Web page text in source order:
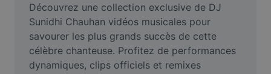
Générateur de mèmes
AI Text Remover
AI People Remover
Découvrez une collection exclusive de DJ
Sunidhi Chauhan vidéos musicales pour
savourer les plus grands succès de cette
célèbre chanteuse. Profitez de performances
dynamiques, clips officiels et remixes